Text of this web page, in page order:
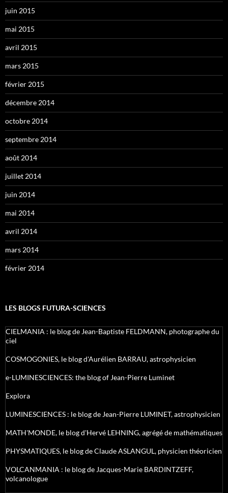
juin 2015
mai 2015
avril 2015
mars 2015
février 2015
décembre 2014
octobre 2014
septembre 2014
août 2014
juillet 2014
juin 2014
mai 2014
avril 2014
mars 2014
février 2014
LES BLOGS FUTURA-SCIENCES
CIELMANIA : le blog de Jean-Baptiste FELDMANN, photographe du
ciel
COSMOGONIES, le blog d'Aurélien BARRAU, astrophysicien
e-LUMINESCIENCES: the blog of Jean-Pierre Luminet
Explora
LUMINESCIENCES : le blog de Jean-Pierre LUMINET, astrophysicien
MATH'MONDE, le blog d'Hervé LEHNING, agrégé de mathématiques
PHYSMATIQUES, le blog de Claude ASLANGUL, physicien théoricien
VOLCANMANIA : le blog de Jacques-Marie BARDINTZEFF,
volcanologue